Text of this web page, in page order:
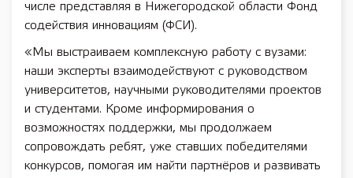
числе представляя в Нижегородской области Фонд
содействия инновациям (ФСИ).
«Мы выстраиваем комплексную работу с вузами:
наши эксперты взаимодействуют с руководством
университетов, научными руководителями проектов
и студентами. Кроме информирования о
возможностях поддержки, мы продолжаем
сопровождать ребят, уже ставших победителями
конкурсов, помогая им найти партнёров и развивать